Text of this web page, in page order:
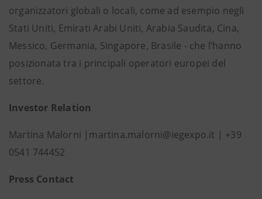
organizzatori globali o locali, come ad esempio negli
Stati Uniti, Emirati Arabi Uniti, Arabia Saudita, Cina,
Messico, Germania, Singapore, Brasile - che l’hanno
posizionata tra i principali operatori europei del
settore.
Investor Relation
Martina Malorni |martina.malorni@iegexpo.it | +39
0541 744452
Press Contact